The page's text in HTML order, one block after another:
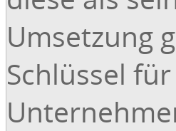
Umsetzung
Schlüssel